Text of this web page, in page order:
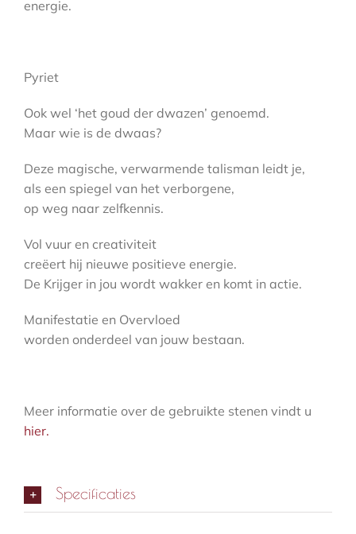
energie.
Pyriet
Ook wel ‘het goud der dwazen’ genoemd.
Maar wie is de dwaas?
Deze magische, verwarmende talisman leidt je,
als een spiegel van het verborgene,
op weg naar zelfkennis.
Vol vuur en creativiteit
creëert hij nieuwe positieve energie.
De Krijger in jou wordt wakker en komt in actie.
Manifestatie en Overvloed
worden onderdeel van jouw bestaan.
Meer informatie over de gebruikte stenen vindt u
hier.
Specificaties